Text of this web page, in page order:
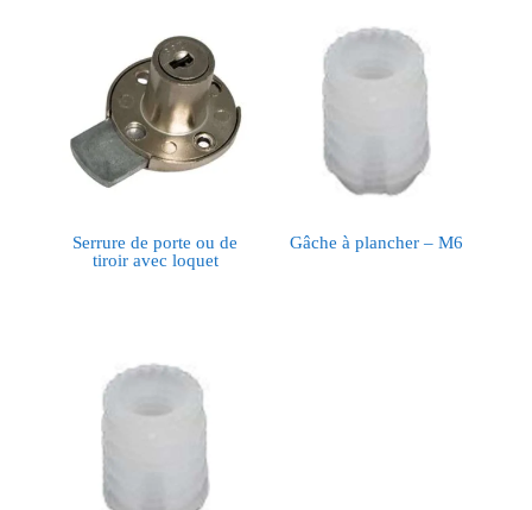
Serrure de porte ou de
tiroir avec loquet
Gâche à plancher – M6